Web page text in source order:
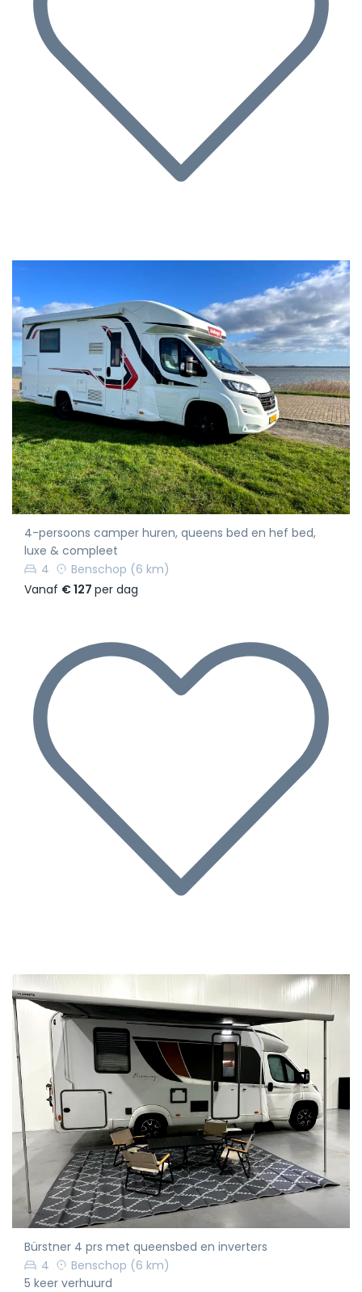
4-persoons camper huren, queens bed en hef bed,
luxe & compleet
4
Benschop (6 km)
Vanaf € 127 per dag
Bürstner 4 prs met queensbed en inverters
4
Benschop (6 km)
5 keer verhuurd